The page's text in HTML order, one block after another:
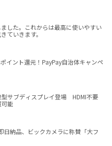
した。これからは最高に使いやすい
ていきます。
イント還元！PayPay自治体キャンペ
型サブディスプレイ登場 HDMI不要
能
日納品、ビックカメラに称賛「大フ